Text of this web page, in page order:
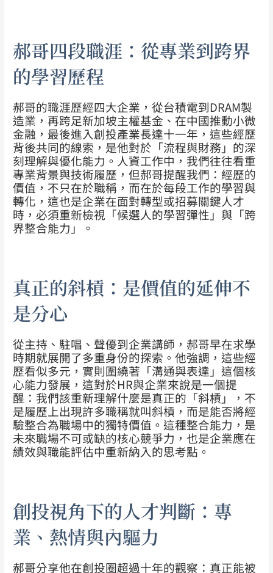
郝哥四段職涯：從專業到跨界
的學習歷程
郝哥的職涯歷經四大企業，從台積電到DRAM製
造業，再跨足新加坡主權基金、在中國推動小微
金融，最後進入創投產業長達十一年，這些經歷
背後共同的線索，是他對於「流程與財務」的深
刻理解與優化能力。人資工作中，我們往往看重
專業背景與技術履歷，但郝哥提醒我們：經歷的
價值，不只在於職稱，而在於每段工作的學習與
轉化，這也是企業在面對轉型或招募關鍵人才
時，必須重新檢視「候選人的學習彈性」與「跨
界整合能力」。
真正的斜槓：是價值的延伸不
是分心
從主持、駐唱、聲優到企業講師，郝哥早在求學
時期就展開了多重身份的探索。他強調，這些經
歷看似多元，實則圍繞著「溝通與表達」這個核
心能力發展，這對於HR與企業來說是一個提
醒：我們該重新理解什麼是真正的「斜槓」，不
是履歷上出現許多職稱就叫斜槓，而是能否將經
驗整合為職場中的獨特價值。這種整合能力，是
未來職場不可或缺的核心競爭力，也是企業應在
績效與職能評估中重新納入的思考點。
創投視角下的人才判斷：專
業、熱情與內驅力
郝哥分享他在創投圈超過十年的觀察：真正能被